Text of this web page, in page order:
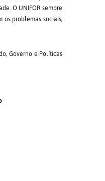
O UNIFOR sempre
problemas sociais,
Governo e Políticas